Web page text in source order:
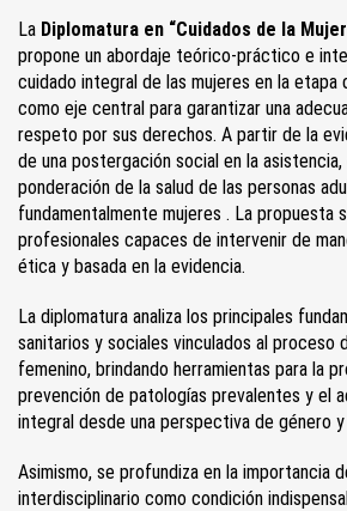
La Diplomatura en “Cuidados de la
propone un abordaje teórico-práctico e
cuidado integral de las mujeres en la etapa
como eje central para garantizar una
respeto por sus derechos. A partir de la
de una postergación social en la
ponderación de la salud de las personas
fundamentalmente mujeres . La propuesta
profesionales capaces de intervenir de
ética y basada en la evidencia.
La diplomatura analiza los principales
sanitarios y sociales vinculados al proceso
femenino, brindando herramientas para la
prevención de patologías prevalentes y el
integral desde una perspectiva de género y
Asimismo, se profundiza en la importancia
interdisciplinario como condición